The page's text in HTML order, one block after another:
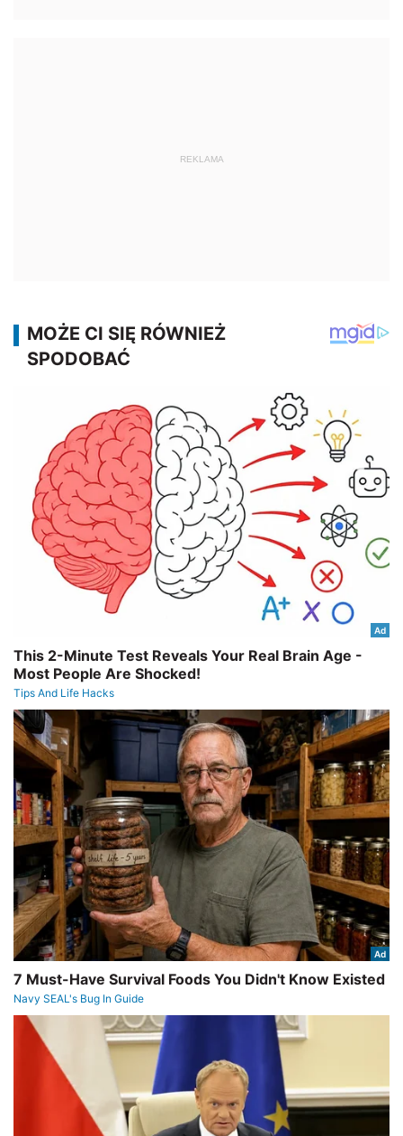
REKLAMA